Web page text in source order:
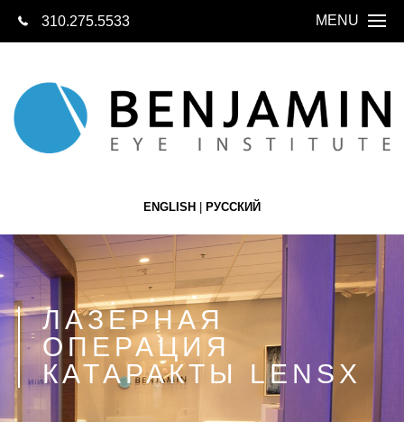
310.275.5533 MENU
ENGLISH РУССКИЙ
ЛАЗЕРНАЯ
ОПЕРАЦИЯ
КАТАРАКТЫ LENSX
СВЯЖИТЕСЬ
О НАС
КАТАРАКТА
ЗАМЕНА
БУТИК